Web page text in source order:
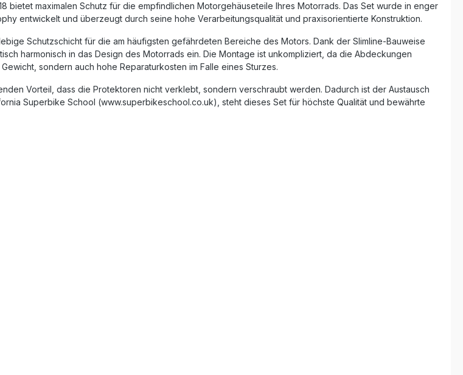
bietet maximalen Schutz für die empfindlichen Motorgehäuseteile Ihres Motorrads. Das Set wurde in enger
entwickelt und überzeugt durch seine hohe Verarbeitungsqualität und praxisorientierte Konstruktion.
Schutzschicht für die am häufigsten gefährdeten Bereiche des Motors. Dank der Slimline-Bauweise
harmonisch in das Design des Motorrads ein. Die Montage ist unkompliziert, da die Abdeckungen
sondern auch hohe Reparaturkosten im Falle eines Sturzes.
Vorteil, dass die Protektoren nicht verklebt, sondern verschraubt werden. Dadurch ist der Austausch
Superbike School (www.superbikeschool.co.uk), steht dieses Set für höchste Qualität und bewährte